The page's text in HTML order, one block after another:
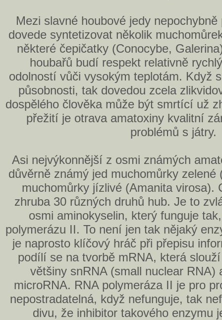
Mezi slavné houbové jedy
dovede syntetizovat několik
některé čepičatky (Conocybe,
houbařů budí respekt relativně
odolností vůči vysokým teplotám. Když
působnosti, tak dovedou zcela
dospělého člověka může být smrtící už
přežití je otrava amatoxiny kvalitní
problémů s játry.
Asi nejvýkonnější z osmi známých
důvěrně známý jed muchomůrky zelené
muchomůrky jízlivé (Amanita virosa).
zhruba 30 různých druhů hub. Je to
osmi aminokyselin, který funguje
polymerázu II. To není jen tak nějaký
je naprosto klíčový hráč při přepisu
podílí se na tvorbě mRNA, která
většiny snRNA (small nuclear RNA)
microRNA. RNA polymeráza II je pro
nepostradatelná, když nefunguje, tak
divu, že inhibitor takového enzymu